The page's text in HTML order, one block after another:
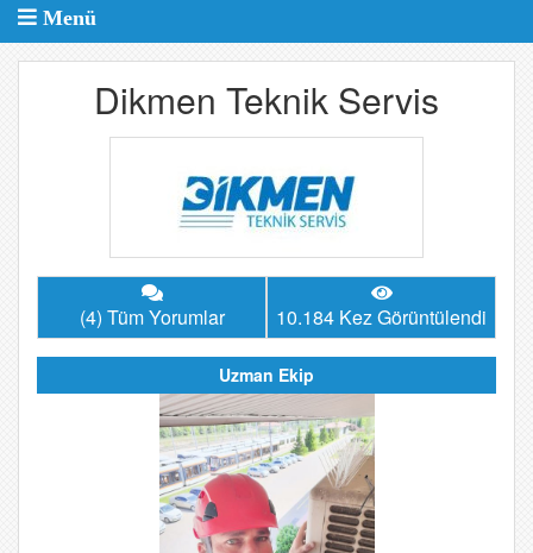
Menü
Dikmen Teknik Servis
(4) Tüm Yorumlar 10.184 Kez Görüntülendi
Uzman Ekip